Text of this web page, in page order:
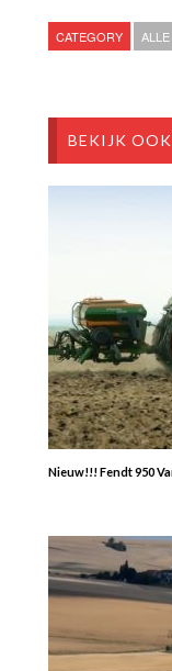
CATEGORY
BEKIJK OOK
Nieuw!!! Fendt 950